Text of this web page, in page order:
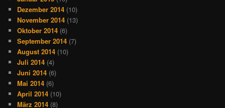
Dezember 2014 (10)
November 2014 (13)
Oktober 2014 (6)
September 2014 (7)
August 2014 (10)
Juli 2014 (4)
Juni 2014 (6)
Mai 2014 (6)
April 2014 (10)
März 2014 (8)